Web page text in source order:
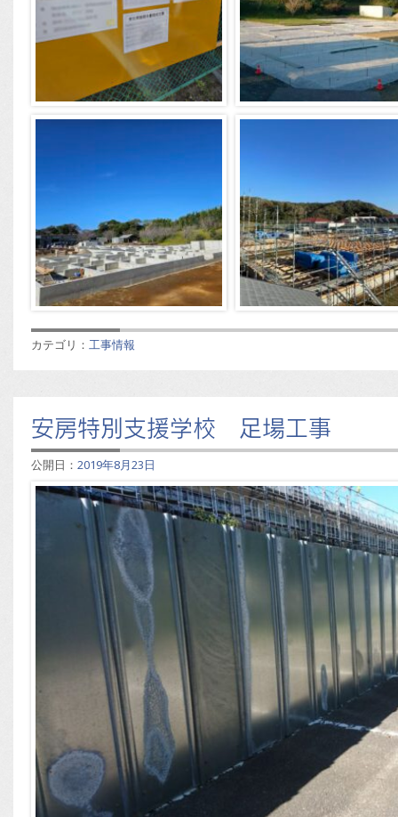
カテゴリ： 工事情報
安房特別支援学校 足場工事
公開日： 2019年8月23日